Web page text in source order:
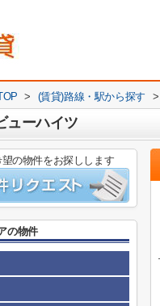
> (賃貸)路線・駅から探す >
ューハイツ
の物件をお探しします
の物件